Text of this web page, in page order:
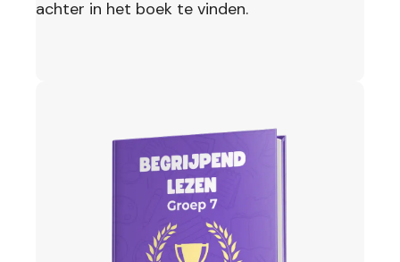
achter in het boek te vinden.